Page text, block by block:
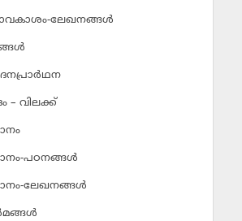
ലേഖനങ്ങള്‍
– വിലക്ക്‌
പഠനങ്ങള്‍
ലേഖനങ്ങള്‍